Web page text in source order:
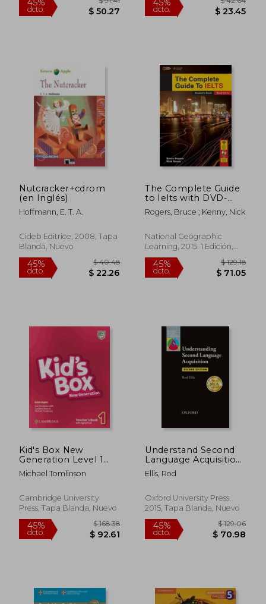
dcto.
45%
dcto.
40%
dcto.
40%
dcto.
Nutcracker+cdrom
(en Inglés)
Hoffmann, E. T. A.
Cideb Editrice, 2008, Tapa
Blanda, Nuevo
The Complete Guide
to Ielts with DVD-
ROM and Intensive
Revision Guide Access
Rogers, Bruce ; Kenny, Nick
National Geographic
Learning, 2015, 1 Edición,
Tapa Blanda, Nuevo
Kid's Box New
Generation Level 1
Teacher's Book with
Digital Pack British
Michael Tomlinson
Cambridge University
Press, Tapa Blanda, Nuevo
Understand Second
Language Acquisition
2nd Edition (Oxford
Applied Linguistics)
Ellis, Rod
Oxford University Press,
2015, Tapa Blanda, Nuevo